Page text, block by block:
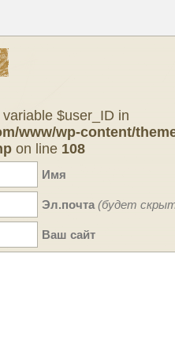
$user_ID in
www/wp-content/
on line 108
Имя
Эл.почта (будет
Ваш сайт